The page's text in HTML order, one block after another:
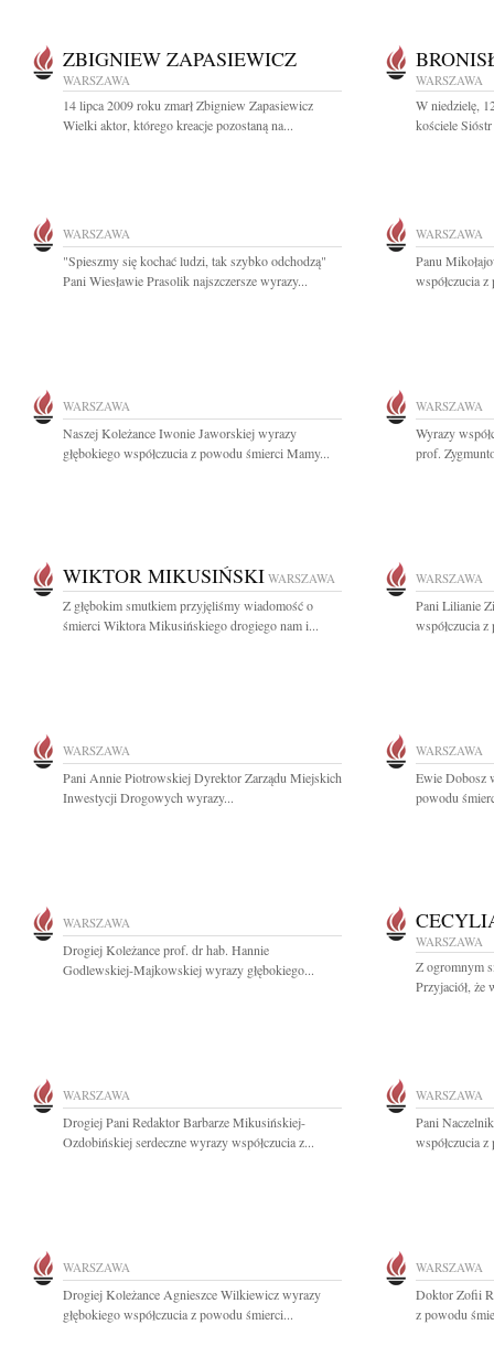
ZBIGNIEW ZAPASIEWICZ
WARSZAWA
14 lipca 2009 roku zmarł Zbigniew Zapasiewicz
Wielki aktor, którego kreacje pozostaną na...
WARSZAWA
W niedzielę,
kościele
WARSZAWA
"Spieszmy się kochać ludzi, tak szybko odchodzą"
Pani Wiesławie Prasolik najszczersze wyrazy...
WARSZAWA
Panu
współczucia
WARSZAWA
Naszej Koleżance Iwonie Jaworskiej wyrazy
głębokiego współczucia z powodu śmierci Mamy...
WARSZAWA
Wyrazy
prof.
WIKTOR MIKUSIŃSKI WARSZAWA
Z głębokim smutkiem przyjęliśmy wiadomość o
śmierci Wiktora Mikusińskiego drogiego nam i...
WARSZAWA
Pani Lilianie
współczucia
WARSZAWA
Pani Annie Piotrowskiej Dyrektor Zarządu Miejskich
Inwestycji Drogowych wyrazy...
WARSZAWA
Ewie Dobosz
powodu
WARSZAWA
Drogiej Koleżance prof. dr hab. Hannie
Godlewskiej-Majkowskiej wyrazy głębokiego...
WARSZAWA
Z ogromnym
Przyjaciół, że
WARSZAWA
Drogiej Pani Redaktor Barbarze Mikusińskiej-
Ozdobińskiej serdeczne wyrazy współczucia z...
WARSZAWA
Pani
współczucia
WARSZAWA
Drogiej Koleżance Agnieszce Wilkiewicz wyrazy
głębokiego współczucia z powodu śmierci...
WARSZAWA
Doktor Zofii
z powodu